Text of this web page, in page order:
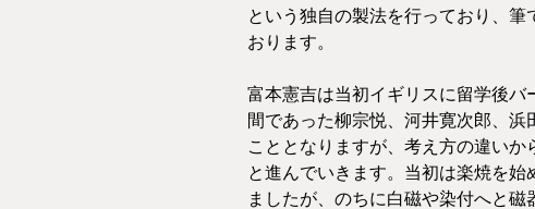
という独自の製法を行っており、
おります。
富本憲吉は当初イギリスに留学後バ
間であった柳宗悦、河井寛次郎、
こととなりますが、考え方の違い
と進んでいきます。当初は楽焼を
ましたが、のちに白磁や染付へと